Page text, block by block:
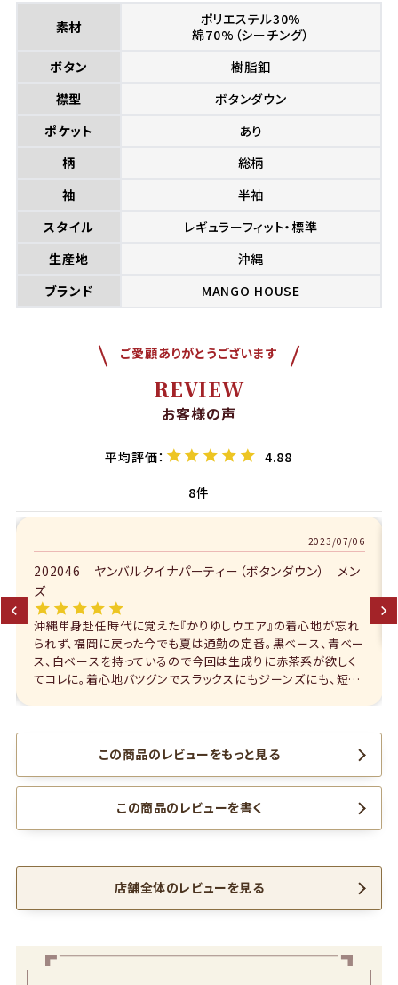
素材
ポリエステル30%
綿70%（シーチング）
ボタン
樹脂釦
襟型
ボタンダウン
ポケット
あり
柄
総柄
袖
半袖
スタイル
レギュラーフィット・標準
生産地
沖縄
ブランド
MANGO HOUSE
ご愛顧ありがとうございます
REVIEW
お客様の声
4.88
8
2023/07/01
202046 ヤンバルクイナパーティー（ボタンダウン） メン
ズ
お気に入りの1枚です。これからの季節にバッチリです。
この商品のレビューをもっと見る
この商品のレビューを書く
店舗全体のレビューを見る